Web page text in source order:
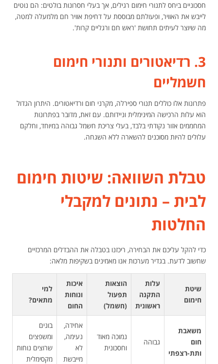
חסכוניים ביחס לתנורי חימום רגילים, אך בעלי חסרונות בולטים: הם נוטים
לייבש את האוויר, ופעולתם מבוססת על דחיפת אוויר חם מלמעלה למטה,
מה שיוצר לעיתים תחושת 'ראש חם ורגליים קרות'.
3. רדיאטורים ותנורי חימום
חשמליים
פתרונות אלו כוללים תנורי ספירלה, מקרני חום ורדיאטורים. היתרון הגדול
הוא עלות הרכישה המינימלית וניידותם. עם זאת, מדובר בפתרונות
המחממים אזור נקודתי בלבד, בעלי צריכת חשמל גבוהה במיוחד, וחלקם
עלולים להיות מסוכנים להשארה ללא השגחה.
טבלת השוואה: שיטות חימום
לבית – נתונים למקבלי
החלטות
כדי להקל עליכם את הבחירה, ריכזנו בטבלה את ההבדלים המרכזיים
שחשוב לדעת. בגדיר מערכות אנו מאמינים בשקיפות מלאה:
שיטת
חימום
עלות
התקנה
ראשונית
הוצאות
תפעול
(חשמל)
איכות
ונוחות
החום
למי
מתאים?
משאבת
חום
ותת-רצפתי
גבוהה
נמוכה מאוד
וחסכונית
אחידה,
נעימה,
לא
מייבשת
בונים
ומשפצים
שרוצים נוחות
מקסימלית